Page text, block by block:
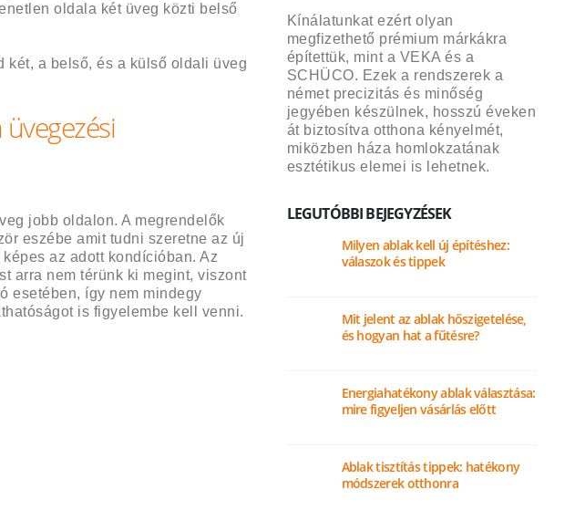
oldala két üveg közti belső
két, a belső, és a külső oldali üveg
jobb oldalon. A megrendelők
eszébe amit tudni szeretne az új
az adott kondícióban. Az
arra nem térünk ki megint, viszont
esetében, így nem mindegy
is figyelembe kell venni.
Kínálatunkat ezért olyan
megfizethető prémium márkákra
építettük, mint a VEKA és a
SCHÜCO. Ezek a rendszerek a
német precizitás és minőség
jegyében készülnek, hosszú éveken
át biztosítva otthona kényelmét,
miközben háza homlokzatának
esztétikus elemei is lehetnek.
LEGUTÓBBI BEJEGYZÉSEK
Milyen ablak kell új építéshez:
válaszok és tippek
Mit jelent az ablak hőszigetelése,
és hogyan hat a fűtésre?
Energiahatékony ablak választása:
mire figyeljen vásárlás előtt
Ablak tisztítás tippek: hatékony
módszerek otthonra